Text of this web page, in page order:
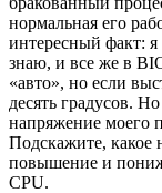
нормальная его
интересный факт:
знаю, и все же в
«авто», но если
десять градусов.
напряжение моего
Подскажите, какое
повышение и
CPU.